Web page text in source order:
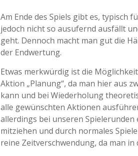
Am Ende des Spiels gibt es, typisch
jedoch nicht so ausufernd ausfällt
geht. Dennoch macht man gut die
der Endwertung.
Etwas merkwürdig ist die
Aktion „Planung“, da man hier aus
kann und bei Wiederholung
alle gewünschten Aktionen
allerdings bei unseren Spielerunden
mitziehen und durch normales
reine Zeitverschwendung, da man